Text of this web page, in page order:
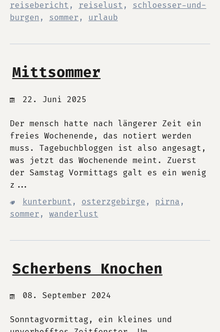
reisebericht , reiselust , schloesser-und-
burgen , sommer , urlaub
Mittsommer
22. Juni 2025
Der mensch hatte nach längerer Zeit ein
freies Wochenende, das notiert werden
muss. Tagebuchbloggen ist also angesagt,
was jetzt das Wochenende meint. Zuerst
der Samstag Vormittags galt es ein wenig
z...
kunterbunt , osterzgebirge , pirna ,
sommer , wanderlust
Scherbens Knochen
08. September 2024
Sonntagvormittag, ein kleines und